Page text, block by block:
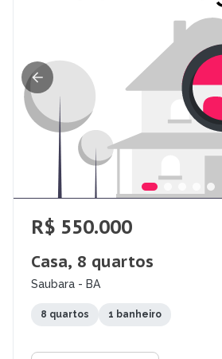
R$ 550.000
Casa, 8 quartos
Saubara - BA
8 quartos 1 banheiro